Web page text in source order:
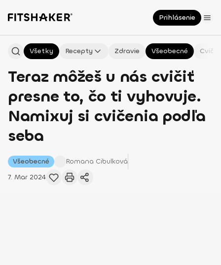
Prihlásenie
Všetky Recepty Zdravie Všeobecné
Teraz môžeš u nás cvičiť
presne to, čo ti vyhovuje.
Namixuj si cvičenia podľa
seba
Všeobecné Romana Cibulková
7. Mar 2024